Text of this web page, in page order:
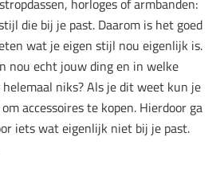
die bij je past. Daarom is het goed
wat je eigen stijl nou eigenlijk is.
nou echt jouw ding en in welke
niks? Als je dit weet kun je
accessoires te kopen. Hierdoor ga
iets wat eigenlijk niet bij je past.